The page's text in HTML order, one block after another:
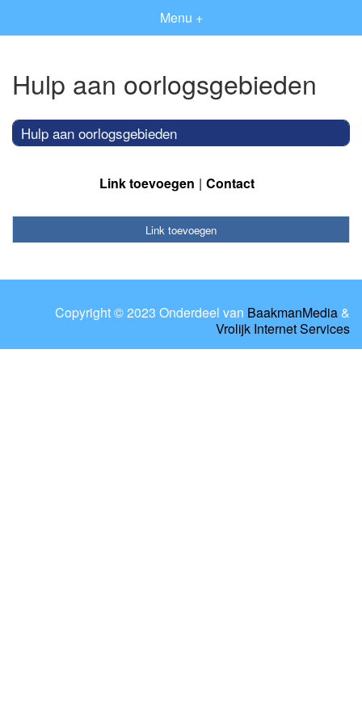
Menu +
Hulp aan oorlogsgebieden
Hulp aan oorlogsgebieden
Link toevoegen Contact
Link toevoegen
Copyright © 2023 Onderdeel van BaakmanMedia &
Vrolijk Internet Services